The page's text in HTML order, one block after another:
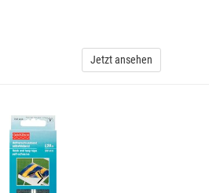
Jetzt ansehen